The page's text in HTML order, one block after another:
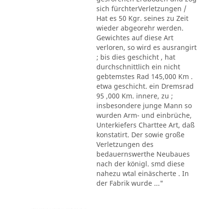
sich fürchterVerletzungen /
Hat es 50 Kgr. seines zu Zeit
wieder abgeorehr werden.
Gewichtes auf diese Art
verloren, so wird es ausrangirt
; bis dies geschicht , hat
durchschnittlich ein nicht
gebtemstes Rad 145,000 Km .
etwa geschicht. ein Dremsrad
95 ,000 Km. innere, zu ;
insbesondere junge Mann so
wurden Arm- und einbrüche,
Unterkiefers Charttee Art, daß
konstatirt. Der sowie große
Verletzungen des
bedauernswerthe Neubaues
nach der königl. smd diese
nahezu wtal einäscherte . In
der Fabrik wurde ..."